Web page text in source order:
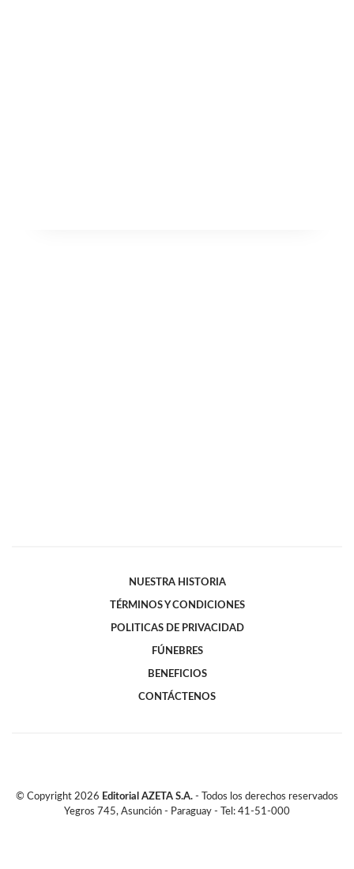
NUESTRA HISTORIA
TÉRMINOS Y CONDICIONES
POLITICAS DE PRIVACIDAD
FÚNEBRES
BENEFICIOS
CONTÁCTENOS
© Copyright 2026 Editorial AZETA S.A. - Todos los derechos reservados
Yegros 745, Asunción - Paraguay - Tel: 41-51-000